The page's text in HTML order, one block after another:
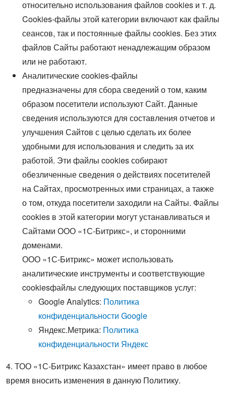
относительно использования файлов cookies и т. д.
Cookies-файлы этой категории включают как файлы
сеансов, так и постоянные файлы cookies. Без этих
файлов Сайты работают ненадлежащим образом
или не работают.
Аналитические cookies-файлы
предназначены для сбора сведений о том, каким
образом посетители используют Сайт. Данные
сведения используются для составления отчетов и
улучшения Сайтов с целью сделать их более
удобными для использования и следить за их
работой. Эти файлы cookies собирают
обезличенные сведения о действиях посетителей
на Сайтах, просмотренных ими страницах, а также
о том, откуда посетители заходили на Сайты. Файлы
cookies в этой категории могут устанавливаться и
Сайтами ООО «1С-Битрикс», и сторонними
доменами.
ООО «1С-Битрикс» может использовать
аналитические инструменты и соответствующие
cookiesфайлы следующих поставщиков услуг:
Google Analytics: Политика
конфиденциальности Google
Яндекс.Метрика: Политика
конфиденциальности Яндекс
4. ТОО «1С-Битрикс Казахстан» имеет право в любое
время вносить изменения в данную Политику.